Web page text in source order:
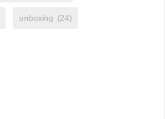
unboxing (24)